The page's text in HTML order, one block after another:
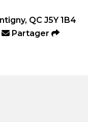
QC J5Y 1B4
Partager